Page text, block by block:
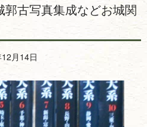
郭古写真集成などお城関
月14日